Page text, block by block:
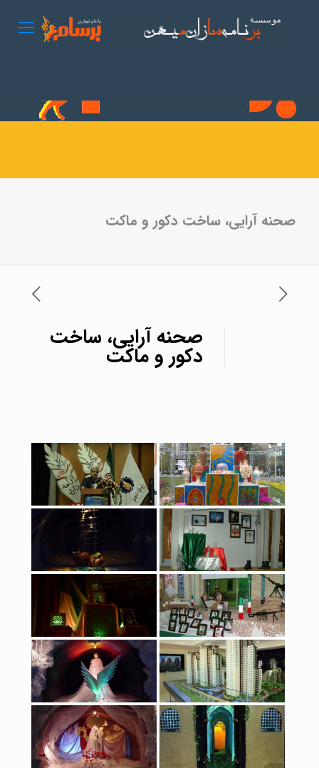
صحنه آرایی، ساخت دکور و ماکت
صحنه آرایی، ساخت
دکور و ماکت